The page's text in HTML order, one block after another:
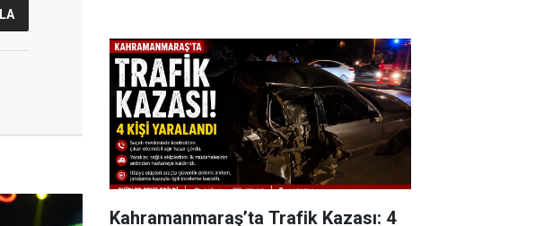
Kahramanmaraş’ta Trafik Kazası: 4